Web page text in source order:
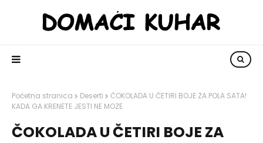
Početna stranica Deserti
ČOKOLADA U ČETIRI BOJE ZA POLA SATA!
KADA GA KRENETE JESTI NE MOZE
ČOKOLADA U ČETIRI BOJE ZA